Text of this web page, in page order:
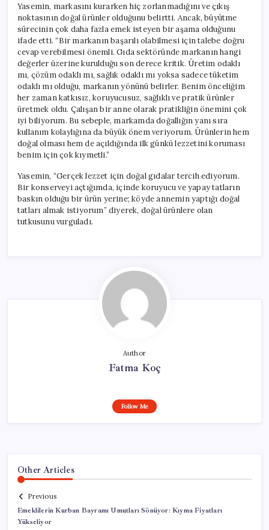
Yasemin, markasını kurarken hiç zorlanmadığını ve çıkış
noktasının doğal ürünler olduğunu belirtti. Ancak, büyütme
sürecinin çok daha fazla emek isteyen bir aşama olduğunu
ifade etti. “Bir markanın başarılı olabilmesi için talebe doğru
cevap verebilmesi önemli. Gıda sektöründe markanın hangi
değerler üzerine kurulduğu son derece kritik. Üretim odaklı
mı, çözüm odaklı mı, sağlık odaklı mı yoksa sadece tüketim
odaklı mı olduğu, markanın yönünü belirler. Benim önceliğim
her zaman katkısız, koruyucusuz, sağlıklı ve pratik ürünler
üretmek oldu. Çalışan bir anne olarak pratikliğin önemini çok
iyi biliyorum. Bu sebeple, markamda doğallığın yanı sıra
kullanım kolaylığına da büyük önem veriyorum. Ürünlerin hem
doğal olması hem de açıldığında ilk günkü lezzetini koruması
benim için çok kıymetli.”
Yasemin, “Gerçek lezzet için doğal gıdalar tercih ediyorum.
Bir konserveyi açtığımda, içinde koruyucu ve yapay tatların
baskın olduğu bir ürün yerine; köyde annemin yaptığı doğal
tatları almak istiyorum” diyerek, doğal ürünlere olan
tutkusunu vurguladı.
Author
Fatma Koç
Follow Me
Other Articles
Previous
Emeklilerin Kurban Bayramı Umutları Sönüyor: Kıyma Fiyatları
Yükseliyor